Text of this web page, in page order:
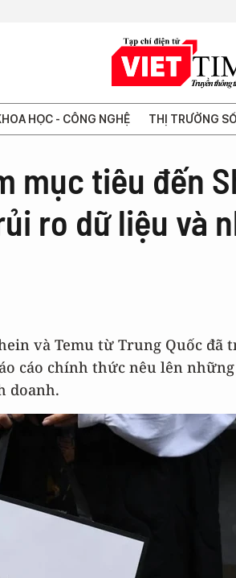
HỌC - CÔNG NGHỆ THỊ TRƯỜNG SỐ
mục tiêu đến
ro dữ liệu và
và Temu từ Trung Quốc
cáo chính thức nêu lên
doanh.